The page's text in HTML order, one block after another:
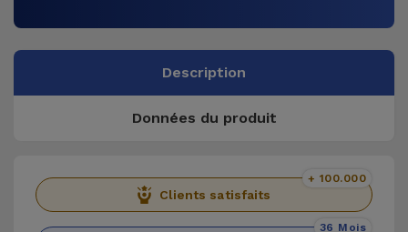
Description
Données du produit
Clients satisfaits
+ 100.000
36 Mois